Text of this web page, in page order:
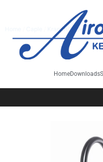
HomeDownloads
Kranen/